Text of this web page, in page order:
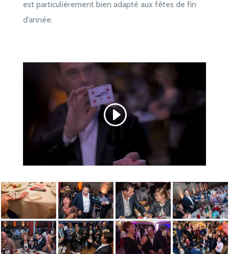
est particulièrement bien adapté aux fêtes de fin
d’année.